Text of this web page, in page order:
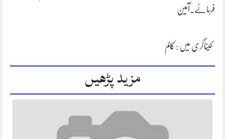
فرمائے۔آمین
کیٹاگری میں : کالم
مزید پڑھیں